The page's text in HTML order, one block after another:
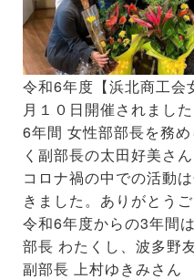
令和6年度【浜北商工会
月１０日開催されました
6年間 女性部部長を務
く副部長の太田好美さん
コロナ禍の中での活動
きました。ありがとう
令和6年度からの3年間は
部長 わたくし、波多野
副部長 上村ゆきみさん